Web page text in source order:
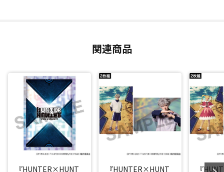
関連商品
『HUNTER×HUNT
『HUNTER×HUNT
『